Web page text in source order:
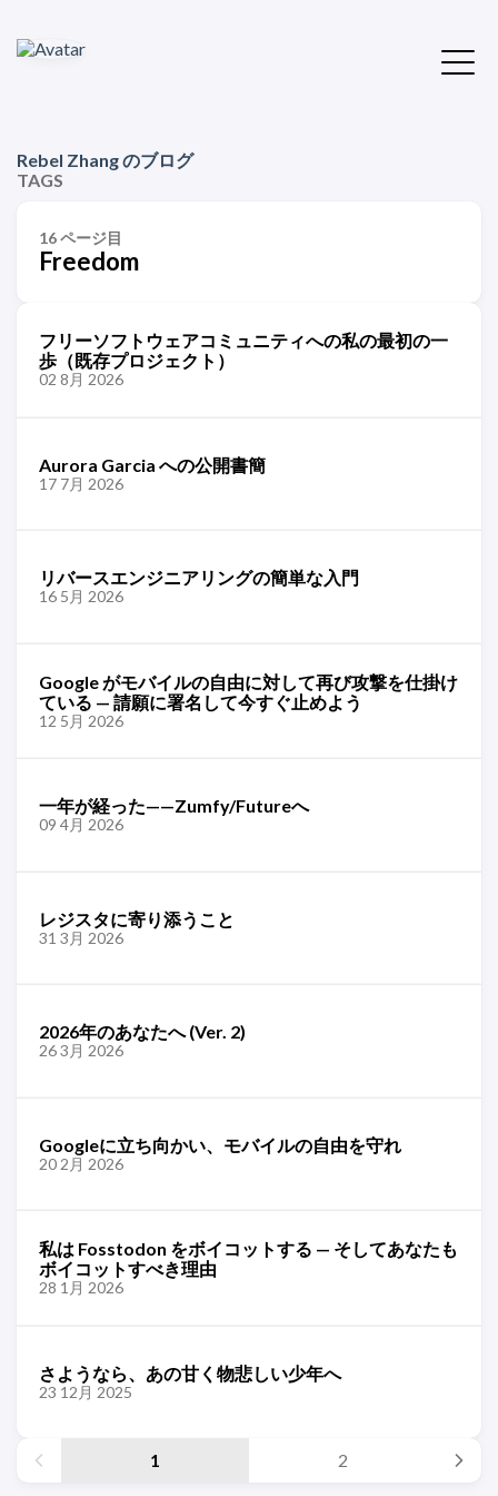
Rebel Zhang のブログ
TAGS
16 ページ目
Freedom
フリーソフトウェアコミュニティへの私の最初の一
歩（既存プロジェクト）
02 8月 2026
Aurora Garcia への公開書簡
17 7月 2026
リバースエンジニアリングの簡単な入門
16 5月 2026
Google がモバイルの自由に対して再び攻撃を仕掛け
ている — 請願に署名して今すぐ止めよう
12 5月 2026
一年が経った——Zumfy/Futureへ
09 4月 2026
レジスタに寄り添うこと
31 3月 2026
2026年のあなたへ (Ver. 2)
26 3月 2026
Googleに立ち向かい、モバイルの自由を守れ
20 2月 2026
私は Fosstodon をボイコットする — そしてあなたも
ボイコットすべき理由
28 1月 2026
さようなら、あの甘く物悲しい少年へ
23 12月 2025
1 2